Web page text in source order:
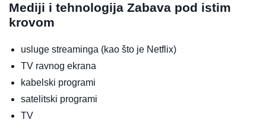
Mediji i tehnologija Zabava pod istim
krovom
usluge streaminga (kao što je Netflix)
TV ravnog ekrana
kabelski programi
satelitski programi
TV